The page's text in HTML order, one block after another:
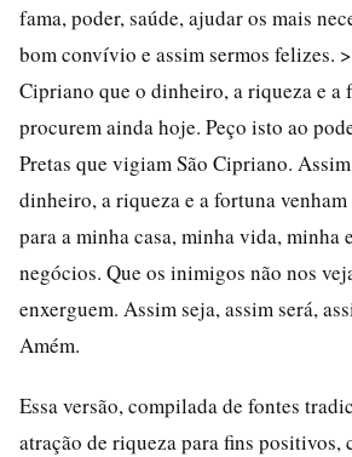
fama, poder, saúde, ajudar os mais
bom convívio e assim sermos felizes.
Cipriano que o dinheiro, a riqueza e a
procurem ainda hoje. Peço isto ao
Pretas que vigiam São Cipriano.
dinheiro, a riqueza e a fortuna
para a minha casa, minha vida, minha
negócios. Que os inimigos não nos
enxerguem. Assim seja, assim será,
Amém.
Essa versão, compilada de fontes
atração de riqueza para fins positivos,